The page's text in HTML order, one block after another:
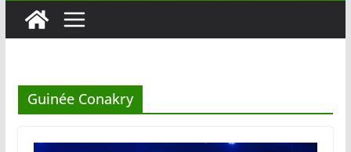
Guinée Conakry